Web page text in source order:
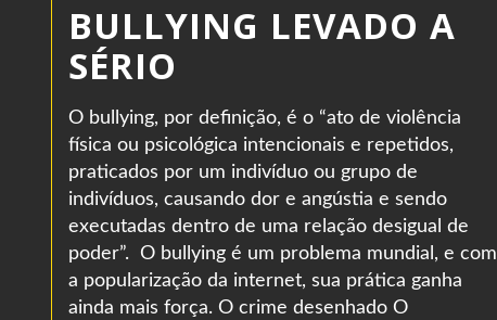
BULLYING LEVADO A
SÉRIO
O bullying, por definição, é o “ato de violência
física ou psicológica intencionais e repetidos,
praticados por um indivíduo ou grupo de
indivíduos, causando dor e angústia e sendo
executadas dentro de uma relação desigual de
poder”. O bullying é um problema mundial, e com
a popularização da internet, sua prática ganha
ainda mais força. O crime desenhado O